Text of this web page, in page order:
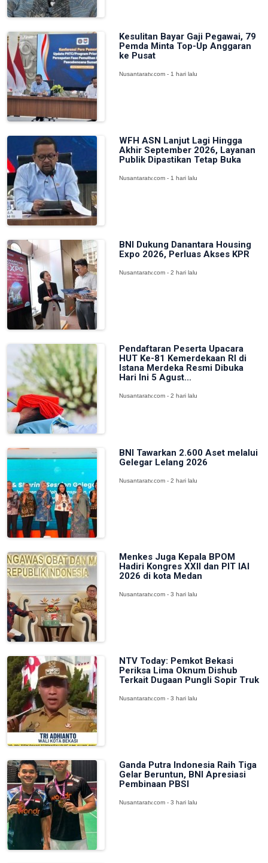
Kesulitan Bayar Gaji Pegawai, 79
Pemda Minta Top-Up Anggaran
ke Pusat
Nusantaratv.com - 1 hari lalu
WFH ASN Lanjut Lagi Hingga
Akhir September 2026, Layanan
Publik Dipastikan Tetap Buka
Nusantaratv.com - 1 hari lalu
BNI Dukung Danantara Housing
Expo 2026, Perluas Akses KPR
Nusantaratv.com - 2 hari lalu
Pendaftaran Peserta Upacara
HUT Ke-81 Kemerdekaan RI di
Istana Merdeka Resmi Dibuka
Hari Ini 5 Agust...
Nusantaratv.com - 2 hari lalu
BNI Tawarkan 2.600 Aset melalui
Gelegar Lelang 2026
Nusantaratv.com - 2 hari lalu
Menkes Juga Kepala BPOM
Hadiri Kongres XXII dan PIT IAI
2026 di kota Medan
Nusantaratv.com - 3 hari lalu
NTV Today: Pemkot Bekasi
Periksa Lima Oknum Dishub
Terkait Dugaan Pungli Sopir Truk
Nusantaratv.com - 3 hari lalu
Ganda Putra Indonesia Raih Tiga
Gelar Beruntun, BNI Apresiasi
Pembinaan PBSI
Nusantaratv.com - 3 hari lalu